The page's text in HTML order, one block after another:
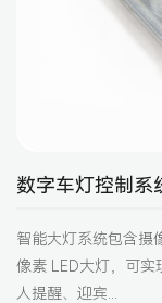
数字车灯控制系
智能大灯系统包含摄
像素 LED大灯，可
人提醒、迎宾...